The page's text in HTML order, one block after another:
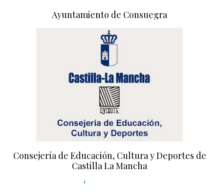
Ayuntamiento de Consuegra
Consejería de Educación, Cultura y Deportes de
Castilla La Mancha